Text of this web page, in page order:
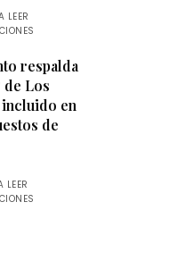
LEER
respalda
de Los
en
de